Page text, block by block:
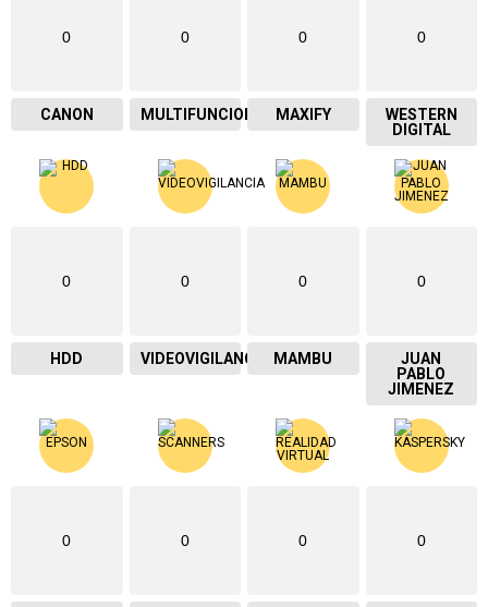
0
CANON
0
MULTIFUNCIONAL
0
MAXIFY
0
WESTERN
DIGITAL
0
HDD
0
VIDEOVIGILANCIA
0
MAMBU
0
JUAN
PABLO
JIMENEZ
0 0 0 0